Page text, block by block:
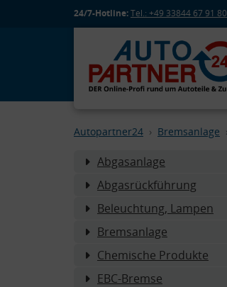
24/7-Hotline:Tel.: +49 33844 67 91 80
Autopartner24 Bremsanlage
Abgasanlage
Abgasrückführung
Beleuchtung, Lampen
Bremsanlage
Chemische Produkte
EBC-Bremse